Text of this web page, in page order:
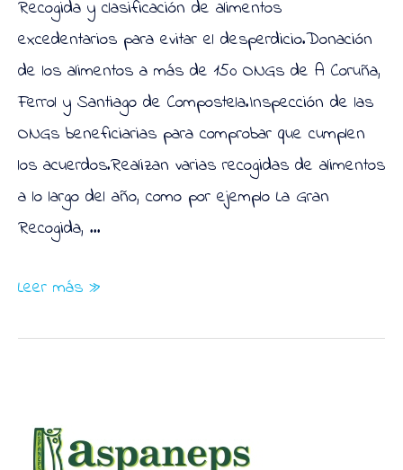
Recogida y clasificación de alimentos
excedentarios para evitar el desperdicio.Donación
de los alimentos a más de 150 ONGs de A Coruña,
Ferrol y Santiago de Compostela.Inspección de las
ONGs beneficiarias para comprobar que cumplen
los acuerdos.Realizan varias recogidas de alimentos
a lo largo del año, como por ejemplo La Gran
Recogida, …
Banco
Leer más »